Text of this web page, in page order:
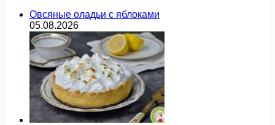
Овсяные оладьи с яблоками
05.08.2026